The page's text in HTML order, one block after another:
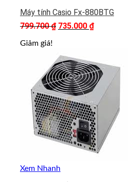
Máy tính Casio Fx-880BTG
799.700₫ Giá
799.700 ₫.
735.000 ₫Giá
735.000 ₫.
Giảm giá!
Xem Nhanh